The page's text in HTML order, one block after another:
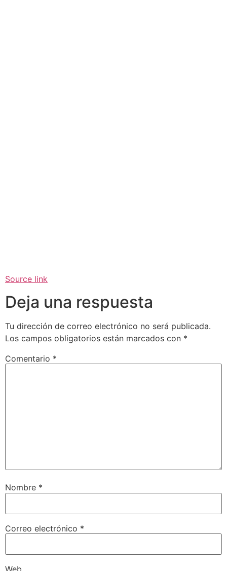
Source link
Deja una respuesta
Tu dirección de correo electrónico no será publicada.
Los campos obligatorios están marcados con *
Comentario *
Nombre *
Correo electrónico *